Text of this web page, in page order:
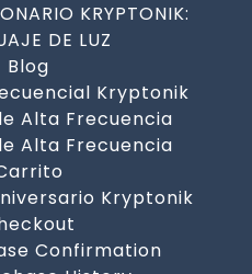
KRYPTONIK:
DE LUZ
Blog
Kryptonik
Alta Frecuencia
Alta Frecuencia
Kryptonik
Confirmation